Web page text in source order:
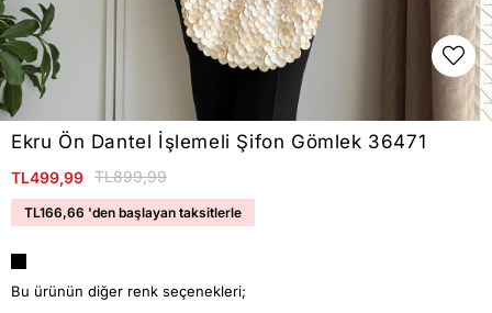
Ekru Ön Dantel İşlemeli Şifon Gömlek 36471
TL899,99
TL499,99
TL166,66 'den başlayan taksitlerle
Bu ürünün diğer renk seçenekleri;